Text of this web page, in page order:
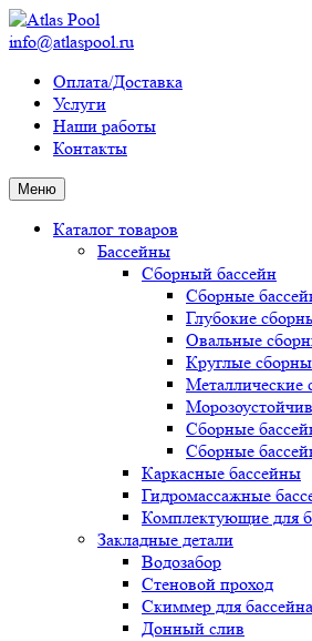
info@atlaspool.ru
Оплата/Доставка
Услуги
Наши работы
Контакты
Меню
Каталог товаров
Бассейны
Сборный бассейн
Сборные
Глубокие
Овальные
Круглые
Металлические
Сборные
Сборные
Каркасные бассейны
Гидромассажные
Комплектующие для
Закладные детали
Водозабор
Стеновой проход
Скиммер для бассейна
Донный слив